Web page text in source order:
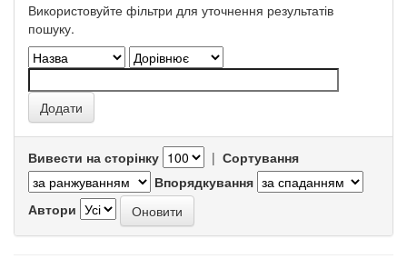
Використовуйте фільтри для уточнення результатів
пошуку.
Вивести на сторінку | Сортування
Впорядкування
Автори